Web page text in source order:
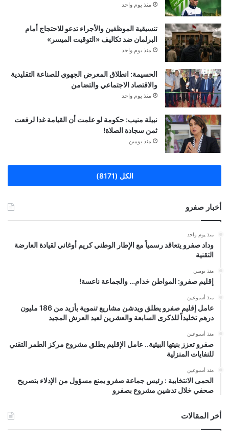
منذ يوم واحد
تنسيقية الموظفين والأجراء تدعو للاحتجاج أمام
البرلمان ضد تكاليف «التوقيت الميسر»
منذ يوم واحد
الحسيمة: انطلاق المعرض الجهوي للصناعة التقليدية
والاقتصاد الاجتماعي والتضامن
منذ يوم واحد
نبيلة منيب: حكومة لو علمت أن القيامة غدا لرفعت
ثمن سجادة الصلاة!
منذ يومين
الكل (8171)
أخبار صفرو
منذ يوم واحد
وداد صفرو يتعاقد رسمياً مع الإطار الوطني كريم أوغاني لقيادة العارضة
التقنية
منذ يومين
إقليم صفرو: المواطن خدام… والجماعة ناعسة!
منذ أسبوعين
عامل إقليم صفرو يطلق ويدشن مشاريع تنموية بأزيد من 186 مليون
درهم تخليداً للذكرى السابعة والعشرين لعيد العرش المجيد
منذ أسبوعين
صفرو تعزز بنيتها البيئية.. عامل الإقليم يطلق مشروع مركز الطمر التقني
للنفايات المنزلية
منذ أسبوعين
الحمى الانتخابية : رئيس جماعة صفرو يمنع مسؤول من الإدلاء بتصريح
صحفي خلال تدشين مشروع بصفرو
أخر المقالات